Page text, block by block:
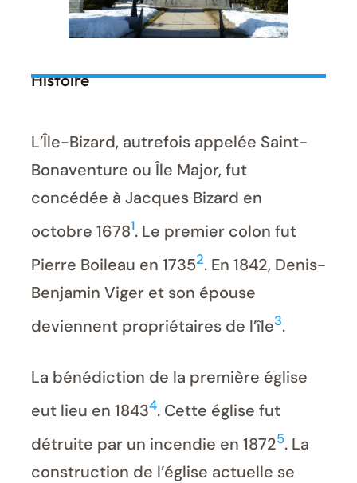
Histoire
L’Île-Bizard, autrefois appelée Saint-
Bonaventure ou Île Major, fut
concédée à Jacques Bizard en
octobre 16781. Le premier colon fut
Pierre Boileau en 17352. En 1842, Denis-
Benjamin Viger et son épouse
deviennent propriétaires de l’île3.
La bénédiction de la première église
eut lieu en 18434. Cette église fut
détruite par un incendie en 18725. La
construction de l’église actuelle se